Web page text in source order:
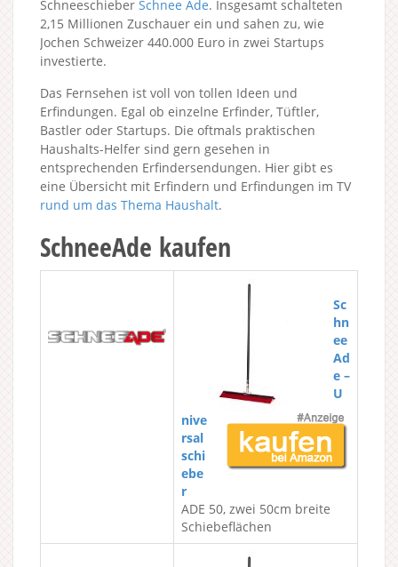
Schneeschieber Schnee Ade. Insgesamt schalteten
2,15 Millionen Zuschauer ein und sahen zu, wie
Jochen Schweizer 440.000 Euro in zwei Startups
investierte.
Das Fernsehen ist voll von tollen Ideen und
Erfindungen. Egal ob einzelne Erfinder, Tüftler,
Bastler oder Startups. Die oftmals praktischen
Haushalts-Helfer sind gern gesehen in
entsprechenden Erfindersendungen. Hier gibt es
eine Übersicht mit Erfindern und Erfindungen im TV
rund um das Thema Haushalt.
SchneeAde kaufen
Sc
hn
ee
Ad
e –
U
nive
rsal
schi
ebe
r
ADE 50, zwei 50cm breite
Schiebeflächen